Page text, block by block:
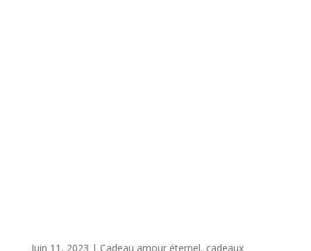
Juin 11, 2023 | Cadeau amour éternel, cadeaux